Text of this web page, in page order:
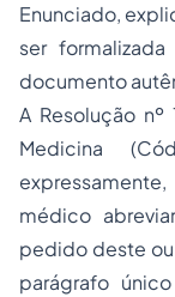
Enunciado,
ser
documento
A Resolução
Medicina
médico
pedido deste
parágrafo